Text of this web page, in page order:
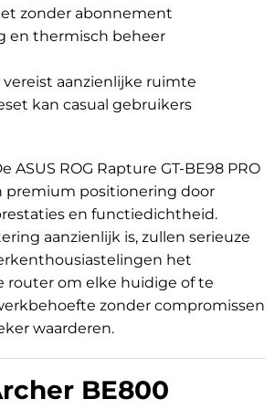
zonder abonnement
en thermisch beheer
aanzienlijke ruimte
kan casual gebruikers
ASUS ROG Rapture GT-BE98 PRO
premium positionering door
en functiedichtheid.
aanzienlijk is, zullen serieuze
het
router om elke huidige of te
zonder compromissen
waarderen.
BE800